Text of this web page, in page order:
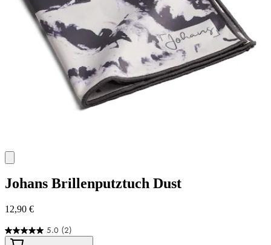
Johans Brillenputztuch Dust
12,90 €
5.0 (2)
5.0